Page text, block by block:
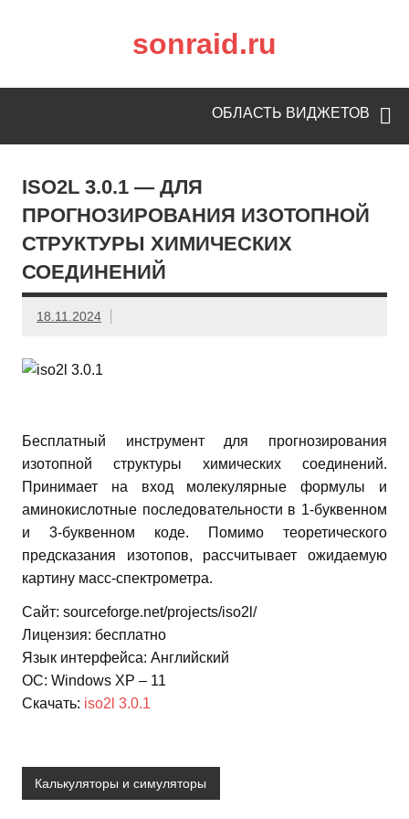
sonraid.ru
ОБЛАСТЬ ВИДЖЕТОВ
ISO2L 3.0.1 — ДЛЯ
ПРОГНОЗИРОВАНИЯ ИЗОТОПНОЙ
СТРУКТУРЫ ХИМИЧЕСКИХ
СОЕДИНЕНИЙ
18.11.2024
Бесплатный инструмент для прогнозирования
изотопной структуры химических соединений.
Принимает на вход молекулярные формулы и
аминокислотные последовательности в 1-буквенном
и 3-буквенном коде. Помимо теоретического
предсказания изотопов, рассчитывает ожидаемую
картину масс-спектрометра.
Сайт: sourceforge.net/projects/iso2l/
Лицензия: бесплатно
Язык интерфейса: Английский
ОС: Windows XP – 11
Скачать: iso2l 3.0.1
Калькуляторы и симуляторы